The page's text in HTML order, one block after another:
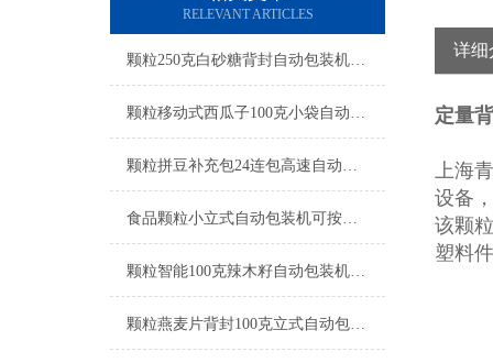
RELEVANT ARTICLES
颗粒250克白砂糖背封自动包装机操作简单
颗粒移动式西瓜子100克小袋自动包装机产品简介
颗粒拼豆补充包24连包高速自动包装机生产厂家
食品颗粒小立式自动包装机可按需定制
颗粒智能100克辣木籽自动包装机产品简介
颗粒燕麦片背封100克立式自动包装机工厂生产
详细
定量
上海
设备
该颗
塑料